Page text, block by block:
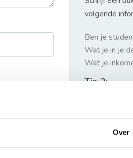
Over
volgende
Ben je
Wat je in je
Wat je
Tip 2:
Wees
verhaal kort